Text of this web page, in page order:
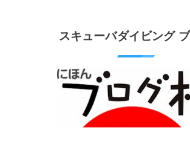
スキューバダイビング